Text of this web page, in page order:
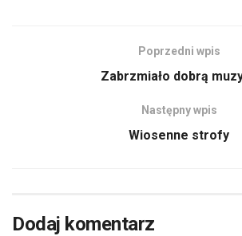
Poprzedni wpis
Zabrzmiało dobrą
Następny wpis
Wiosenne strofy
Dodaj komentarz